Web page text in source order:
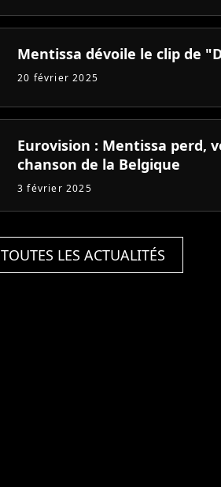
Mentissa dévoile le clip de
20 février 2025
Eurovision : Mentissa perd,
chanson de la Belgique
3 février 2025
TOUTES LES ACTUALITÉS